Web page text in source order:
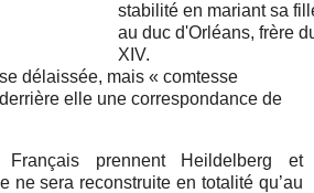
stabilité en mariant sa
au duc d'Orléans, frère
XIV.
délaissée, mais « comtesse
elle une correspondance de
prennent Heildelberg et
ne sera reconstruite en totalité qu’au